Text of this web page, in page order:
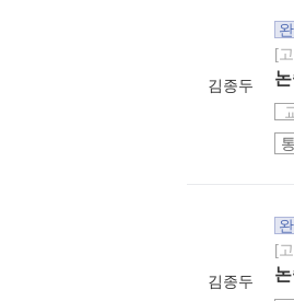
김종두
[
김종두
[